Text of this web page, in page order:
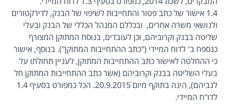
1.4 אישור של כתב פטור והתחייבות לשיפוי של הבנק, לדירקטורים
ולנושאי משרה אחרים, ובכללם המנהל הכללי של הבנק ובעלי
שליטה בבנק וקרוביהם, וכן לעובדים, בנוסח המתוקן המצורף
כנספח ב' לדוח המיידי ("כתב ההתחייבות המתוקן"). בנוסף, אישור
כי ההחלטה לאישור כתב ההתחייבות המתוקן, לעניין תחולתו על
בעלי השליטה בבנק וקרוביהם (אשר כתב ההתחייבות המתוקן חל
לגביהם), הינה בתוקף מיום 20.9.2015. הכל כמפורט בסעיף 1.4
לדו"ח המיידי.